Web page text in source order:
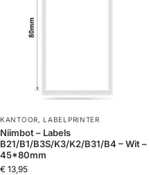
KANTOOR,LABELPRINTER
Niimbot – Labels
B21/B1/B3S/K3/K2/B31/B4 – Wit –
45*80mm
€ 13,95